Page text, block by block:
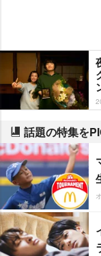
話題の特集を